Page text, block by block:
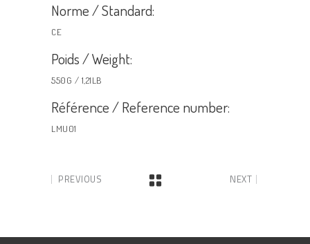
Norme / Standard:
CE
Poids / Weight:
550G / 1,21LB
Référence / Reference number:
LMU01
PREVIOUS NEXT